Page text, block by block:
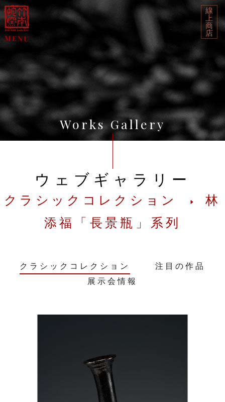
線
上
商
店
Works Gallery
ウェブギャラリー
クラシックコレクション
林
添福「長景瓶」系列
クラシックコレクション
注目の作品
展示会情報